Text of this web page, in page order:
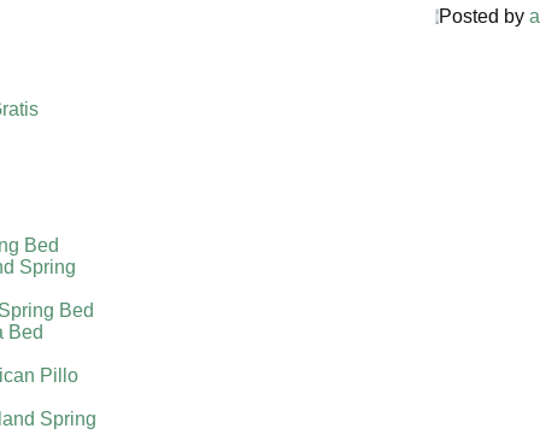
Posted by
Bed
Spring
Bed
Bed
Pillo
Spring